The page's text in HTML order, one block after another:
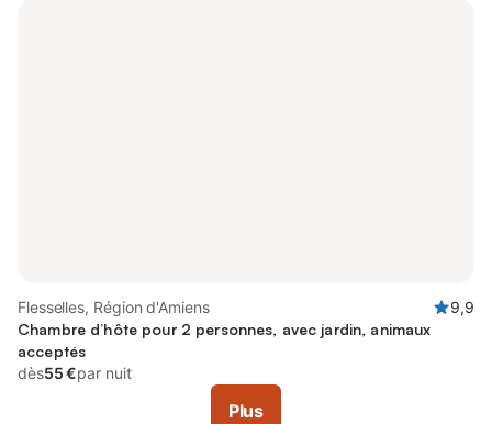
Flesselles, Région d'Amiens
9,9
Chambre d’hôte pour 2 personnes, avec jardin, animaux
acceptés
dès55 €par nuit
Plus